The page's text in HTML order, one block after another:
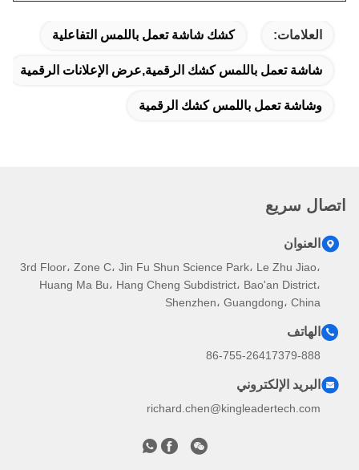
العلامات: كشك شاشة تعمل باللمس التفاعلية
شاشة تعمل باللمس كشك الرقمية,عرض الإعلانات الرقمية
وشاشة تعمل باللمس كشك الرقمية
اتصال سريع
العنوان
3rd Floor، Zone C، Jin Fu Shun Science Park، Le Zhu Jiao،
Huang Ma Bu، Hang Cheng Subdistrict، Bao'an District،
Shenzhen، Guangdong، China
الهاتف
86-755-26417379-888
البريد الإلكتروني
richard.chen@kingleadertech.com